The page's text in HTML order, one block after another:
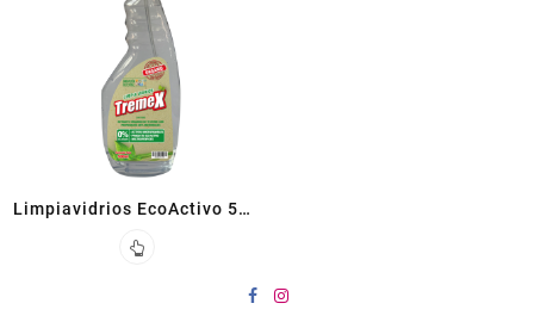
Limpiavidrios EcoActivo 500
CC